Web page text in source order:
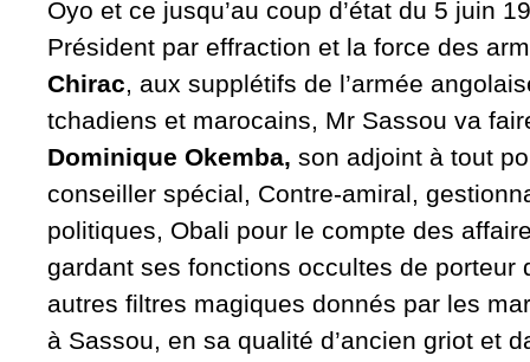
Oyo et ce jusqu’au coup d’état du 5 juin
Président par effraction et la force des
Chirac, aux supplétifs de l’armée
tchadiens et marocains, Mr Sassou va
Dominique Okemba, son adjoint à tout
conseiller spécial, Contre-amiral,
politiques, Obali pour le compte des
gardant ses fonctions occultes de porteur
autres filtres magiques donnés par les
à Sassou, en sa qualité d’ancien griot et